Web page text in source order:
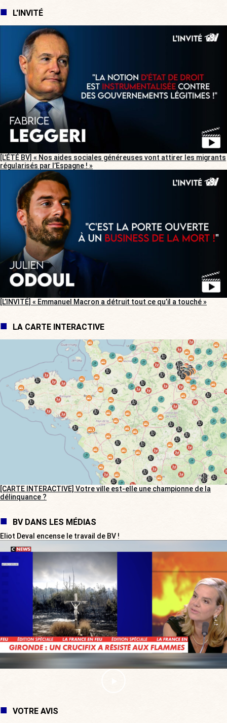
L'INVITÉ
[L’ÉTÉ BV] « Nos aides sociales généreuses vont attirer les migrants
régularisés par l’Espagne ! »
[L’INVITÉ] « Emmanuel Macron a détruit tout ce qu’il a touché »
LA CARTE INTERACTIVE
[CARTE INTERACTIVE] Votre ville est-elle une championne de la
délinquance ?
BV DANS LES MÉDIAS
Eliot Deval encense le travail de BV !
VOTRE AVIS